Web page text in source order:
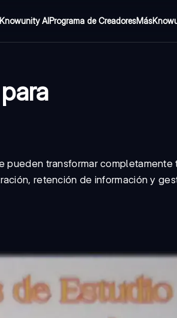
AIPrograma de CreadoresMás
transformar completamente
retención de información y